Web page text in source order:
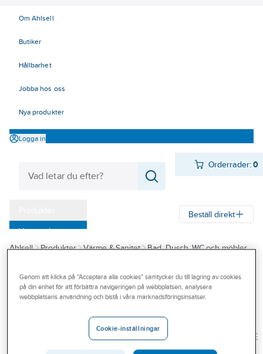
Om Ahlsell
Butiker
Hållbarhet
Jobba hos oss
Nya produkter
Logga in
Orderrader:0
Varumärken
Kampanjer
Outlet
Branscher
Beställ direkt
Ahlsell Produkter Värme & Sanitet
Bad, Dusch, WC och möbler
MACRO
Handtag Line
Handtag, Macro
MACRO HANDTAG LINE
HANDTAG 232MM
Genom att klicka på "Acceptera alla cookies" samtycker du till lagring av cookies
på din enhet för att förbättra navigeringen på webbplatsen, analysera
webbplatsens användning och bistå i våra marknadsföringsinsatser.
Cookie-inställningar